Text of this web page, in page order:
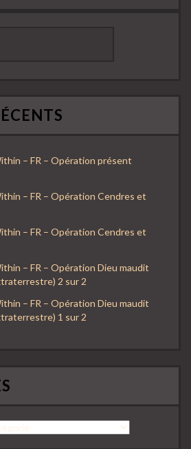
– FR – Opération présent
– FR – Opération Cendres et
– FR – Opération Cendres et
– FR – Opération Dieu maudit
2 sur 2
– FR – Opération Dieu maudit
1 sur 2